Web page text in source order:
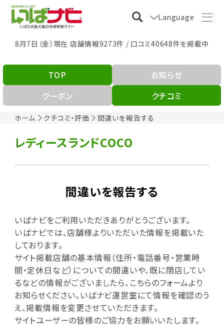
Language
8月7日（金）現在 店舗情報9273件 / 口コミ40648件を掲載中
ホーム クチコミ・評価 間違いを報告する
TOP
お知らせ
クーポン
クチコミ
レディースランドCOCO
間違いを報告する
いばナビをご利用いただきありがとうございます。
いばナビでは、店舗様よりいただいた情報を掲載いた
しております。
サイト掲載店舗の基本情報（住所・電話番号・営業時
間・定休日など）についての間違いや、既に閉店してい
るなどの情報がございましたら、こちらのフォームより
お知らせください。いばナビ運営室にて情報を確認のう
え、掲載情報を変更させていただきます。
サイトユーザーの皆様のご協力をお願いいたします。